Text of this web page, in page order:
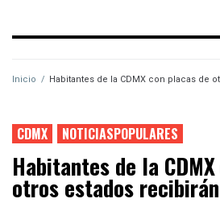
Inicio / Habitantes de la CDMX con placas de
CDMX NOTICIASPOPULARES
Habitantes de la
otros estados